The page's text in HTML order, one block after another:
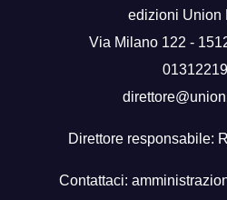
edizioni Union
Via Milano 122 -
Direttore responsabile:
Contattaci: